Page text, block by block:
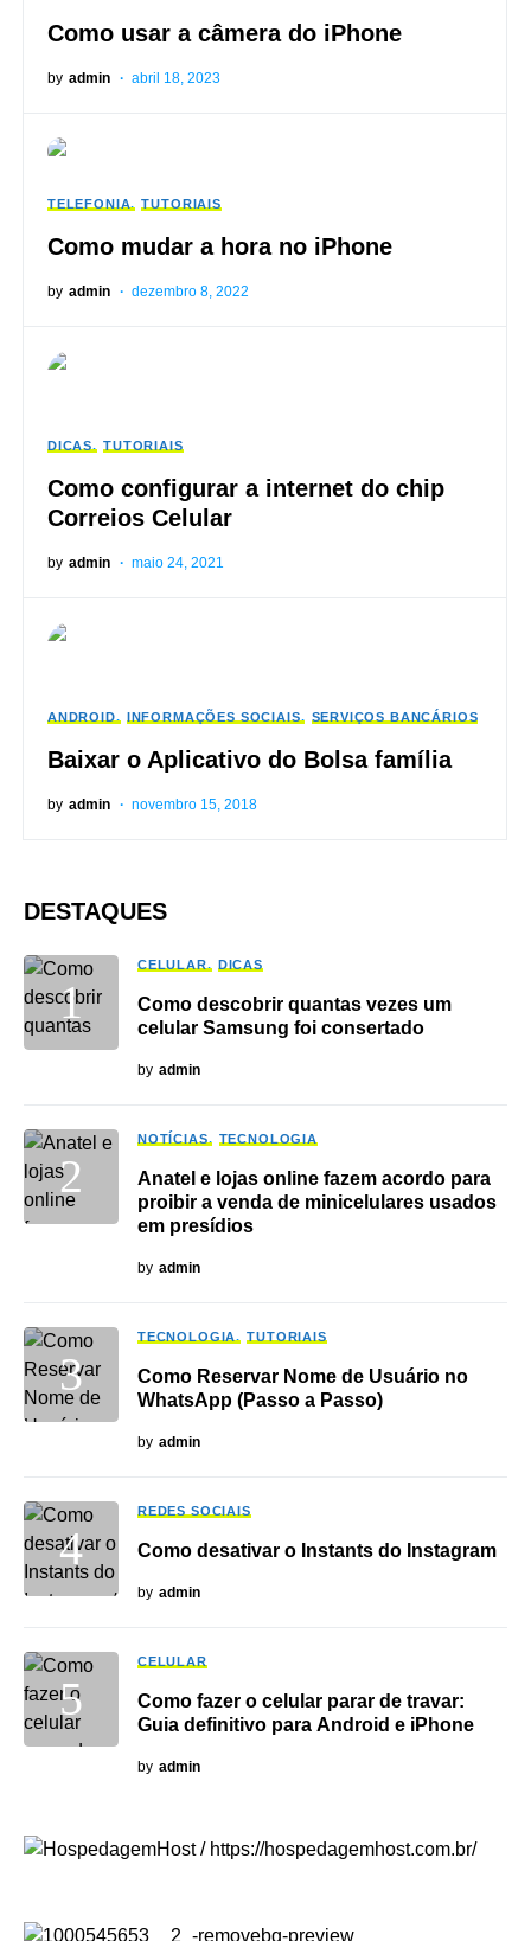
Como usar a câmera do iPhone
by admin abril 18, 2023
TELEFONIA TUTORIAIS
Como mudar a hora no iPhone
by admin dezembro 8, 2022
DICAS TUTORIAIS
Como configurar a internet do chip
Correios Celular
by admin maio 24, 2021
ANDROID INFORMAÇÕES SOCIAIS SERVIÇOS BANCÁRIOS
Baixar o Aplicativo do Bolsa família
by admin novembro 15, 2018
DESTAQUES
CELULAR DICAS
Como descobrir quantas vezes um
celular Samsung foi consertado
by admin
NOTÍCIAS TECNOLOGIA
Anatel e lojas online fazem acordo para
proibir a venda de minicelulares usados
em presídios
by admin
TECNOLOGIA TUTORIAIS
Como Reservar Nome de Usuário no
WhatsApp (Passo a Passo)
by admin
REDES SOCIAIS
Como desativar o Instants do Instagram
by admin
CELULAR
Como fazer o celular parar de travar:
Guia definitivo para Android e iPhone
by admin